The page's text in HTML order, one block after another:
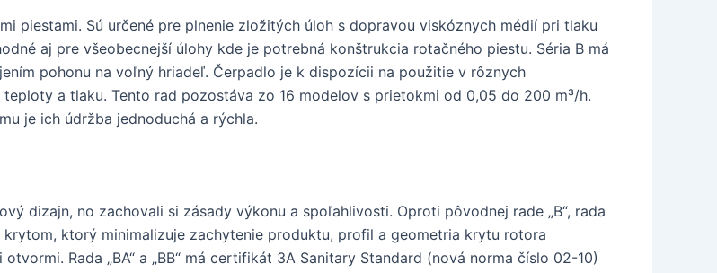
piestami. Sú určené pre plnenie zložitých úloh s dopravou viskóznych médií pri tlaku
aj pre všeobecnejší úlohy kde je potrebná konštrukcia rotačného piestu. Séria B má
pohonu na voľný hriadeľ. Čerpadlo je k dispozícii na použitie v rôznych
a tlaku. Tento rad pozostáva zo 16 modelov s prietokmi od 0,05 do 200 m³/h.
je ich údržba jednoduchá a rýchla.
dizajn, no zachovali si zásady výkonu a spoľahlivosti. Oproti pôvodnej rade „B“, rada
krytom, ktorý minimalizuje zachytenie produktu, profil a geometria krytu rotora
Rada „BA“ a „BB“ má certifikát 3A Sanitary Standard (nová norma číslo 02-10)